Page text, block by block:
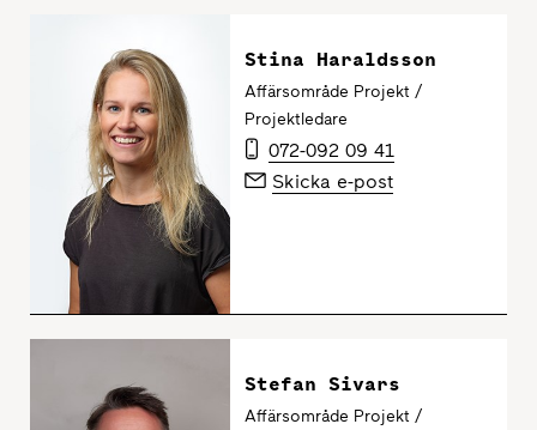
Stina Haraldsson
Affärsområde Projekt /
Projektledare
072-092 09 41
Skicka e-post
Stefan Sivars
Affärsområde Projekt /